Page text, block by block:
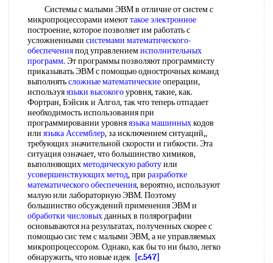
Системы с малыми ЭВМ в отличие от систем с
микропроцессорами имеюттакое электронное
построение, которое позволяет им работать с
усложненными системами математического-
обеспеченияпод управлениемисполнительных
программ. Эт программы позволяют программисту
приказывать ЭВМ с помощью однострочных команд
выполнятьсложные математическиеоперации,
используяязыки высокогоуровня, такие, как.
Фортран, Бэйсик и Алгол, так что теперь отпадает
необходимость использования при
программировании уровняязыка машинныхкодов
или языка Ассемблер, за исключением ситуаций,,
требующих значительной скорости и гибкости. Эта
ситуация означает, что большинство химиков,
выполняющихметодическую работуили
усовершенствующих метод, при разработке
математического обеспечения, вероятно, используют
малую или лабораторную ЭВМ. Поэтому
большинство обсуждений применения ЭВМ и
обработки числовыхданных в полярографии
основываются на результатах, полученных скорее с
помощью сис тем с малыми ЭВМ, а не управляемых
микропроцессором. Однако, как бы то ни было, легко
обнаружить, что новые идек [c.547]